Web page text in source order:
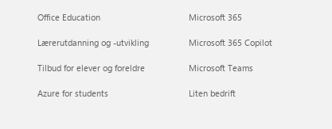
Office Education
Lærerutdanning og -utvikling
Tilbud for elever og foreldre
Azure for students
Microsoft 365
Microsoft 365 Copilot
Microsoft Teams
Liten bedrift